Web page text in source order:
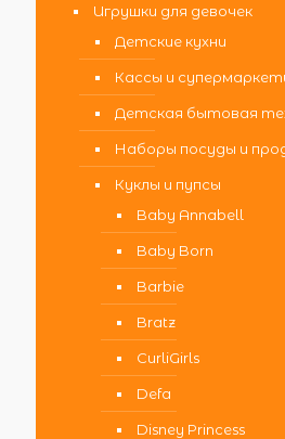
Игрушки для девочек
Детские кухни
Кассы и
Детская бытовая
Наборы посуды и
Куклы и пупсы
Baby Annabell
Baby Born
Barbie
Bratz
CurliGirls
Defa
Disney Princess